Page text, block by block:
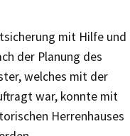
mit Hilfe und
der Planung des
welches mit der
war, konnte mit
Herrenhauses